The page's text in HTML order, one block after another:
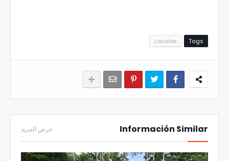
Tags
Locales
Información Similar عرض المزيد